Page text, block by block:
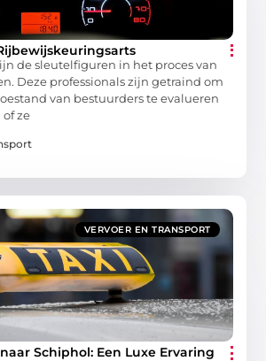
de sleutelfiguren in het proces van
Deze professionals zijn getraind om
van bestuurders te evalueren
ze
VERVOER EN TRANSPORT
Schiphol: Een Luxe Ervaring